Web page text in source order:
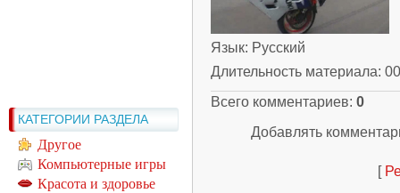
КАТЕГОРИИ РАЗДЕЛА
Другое
Компьютерные игры
Красота и здоровье
Язык: Русский
Длительность материала:
Всего комментариев: 0
Добавлять
[